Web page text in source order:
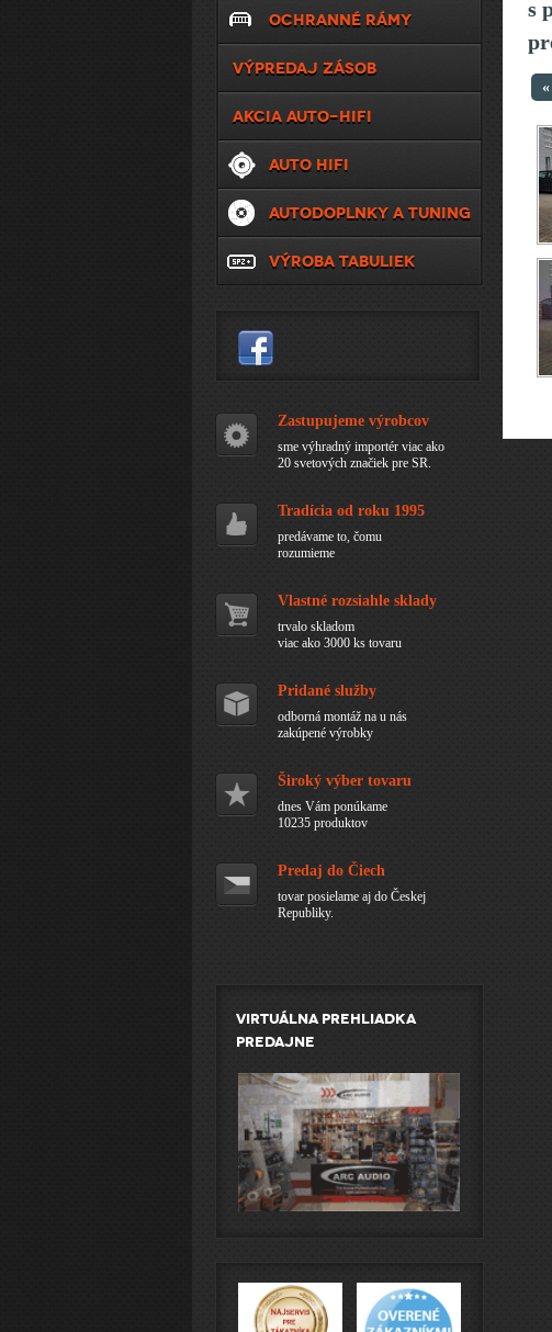
s
OCHRANNÉ RÁMY
VÝPREDAJ ZÁSOB
AKCIA AUTO-HIFI
AUTO HIFI
AUTODOPLNKY A TUNING
VÝROBA TABULIEK
Zastupujeme výrobcov
sme výhradný importér viac ako
20 svetových značiek pre SR.
Tradícia od roku 1995
predávame to, čomu
rozumieme
Vlastné rozsiahle sklady
trvalo skladom
viac ako 3000 ks tovaru
Pridané služby
odborná montáž na u nás
zakúpené výrobky
Široký výber tovaru
dnes Vám ponúkame
10235 produktov
Predaj do Čiech
tovar posielame aj do Českej
Republiky.
Virtuálna prehliadka
predajne